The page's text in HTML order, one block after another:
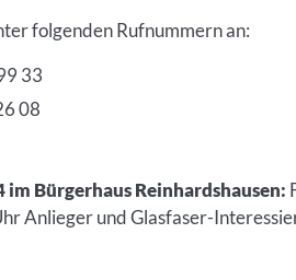
folgenden Rufnummern an:
33
08
Bürgerhaus Reinhardshausen:
Anlieger und Glasfaser-